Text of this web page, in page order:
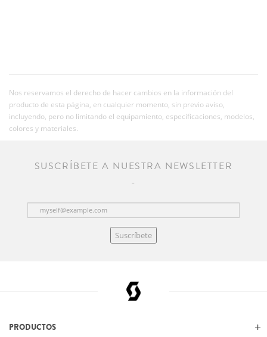
Nos reservamos el derecho de hacer cambios en la información del
producto de esta página, en cualquier momento, sin previo aviso,
incluyendo, pero no limitando el equipamiento, especificaciones, modelos,
colores y materiales.
SUSCRÍBETE A NUESTRA NEWSLETTER
Suscríbete
PRODUCTOS